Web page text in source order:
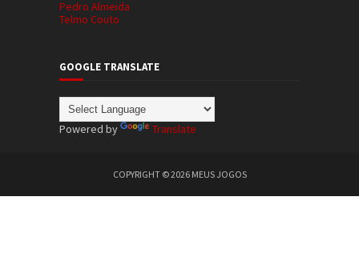
Pedro Almeida
Telmo Couto
GOOGLE TRANSLATE
Powered by Translate
COPYRIGHT ©2026 MEUS JOGOS